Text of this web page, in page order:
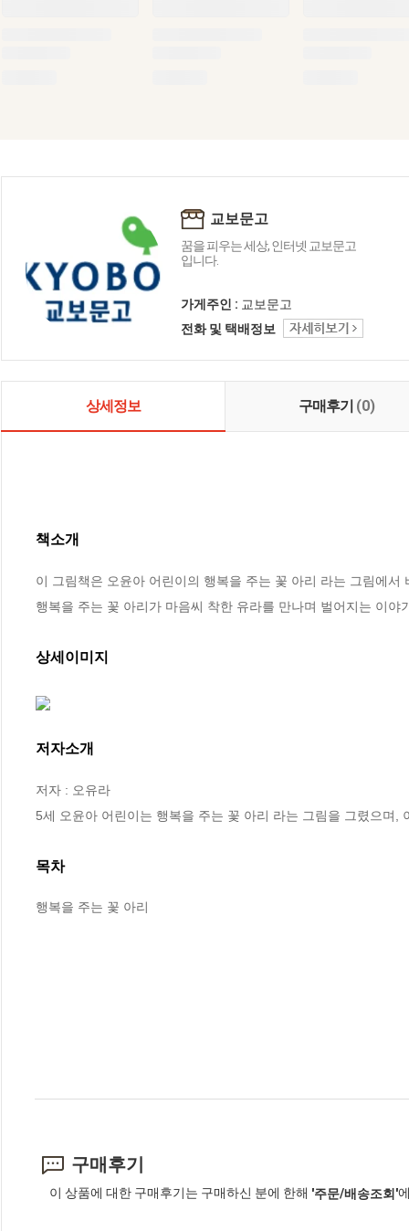
교보문고
꿈을 피우는 세상, 인터넷 교보문고
입니다.
가게주인 : 교보문고
전화 및 택배정보
상세정보 구매후기 (0)
책소개
이 그림책은 오윤아 어린이의 행복을 주는 꽃 아리 라는 그림에서
행복을 주는 꽃 아리가 마음씨 착한 유라를 만나며 벌어지는 이야
상세이미지
저자소개
저자 : 오유라
5세 오윤아 어린이는 행복을 주는 꽃 아리 라는 그림을 그렸으며
목차
행복을 주는 꽃 아리
구매후기
이 상품에 대한 구매후기는 구매하신 분에 한해 '주문/배송조회'